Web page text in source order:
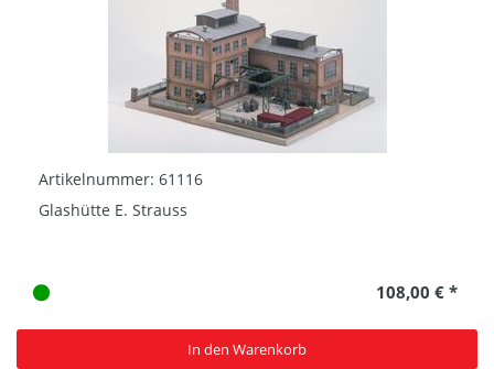
Artikelnummer: 61116
Glashütte E. Strauss
108,00 € *
In den Warenkorb